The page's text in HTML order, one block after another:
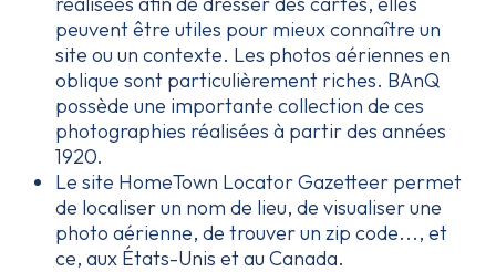
peuvent être utiles pour mieux connaître un
site ou un contexte. Les photos aériennes en
oblique sont particulièrement riches. BAnQ
possède une importante collection de ces
photographies réalisées à partir des années
1920.
Le site HomeTown Locator Gazetteer permet
de localiser un nom de lieu, de visualiser une
photo aérienne, de trouver un zip code..., et
ce, aux États-Unis et au Canada.